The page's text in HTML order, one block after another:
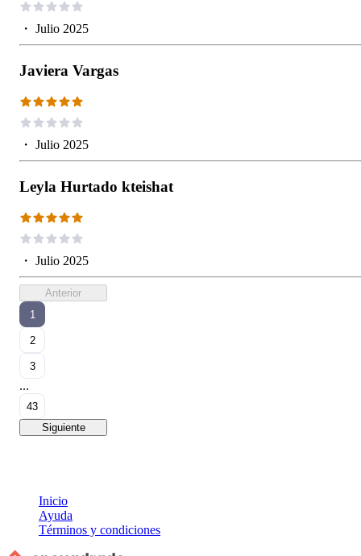
・ Julio 2025
Javiera Vargas
・ Julio 2025
Leyla Hurtado kteishat
・ Julio 2025
Anterior
1
2
3
...
43
Siguiente
Inicio
Ayuda
Términos y condiciones